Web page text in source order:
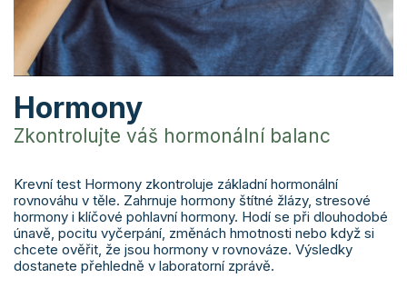
Hormony
Zkontrolujte váš hormonální balanc
Krevní test Hormony zkontroluje základní hormonální
rovnováhu v těle. Zahrnuje hormony štítné žlázy, stresové
hormony i klíčové pohlavní hormony. Hodí se při dlouhodobé
únavě, pocitu vyčerpání, změnách hmotnosti nebo když si
chcete ověřit, že jsou hormony v rovnováze. Výsledky
dostanete přehledně v laboratorní zprávě.